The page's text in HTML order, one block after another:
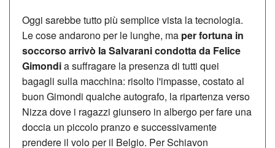
Oggi sarebbe tutto più semplice vista la tecnologia.
Le cose andarono per le lunghe, ma per fortuna in
soccorso arrivò la Salvarani condotta da Felice
Gimondia suffragare la presenza di tutti quei
bagagli sulla macchina: risolto l'impasse, costato al
buon Gimondi qualche autografo, la ripartenza verso
Nizza dove i ragazzi giunsero in albergo per fare una
doccia un piccolo pranzo e successivamente
prendere il volo per il Belgio. Per Schiavon